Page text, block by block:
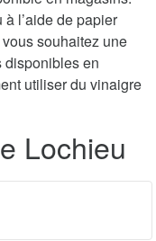
l’aide de papier
souhaitez une
disponibles en
utiliser du vinaigre
Lochieu